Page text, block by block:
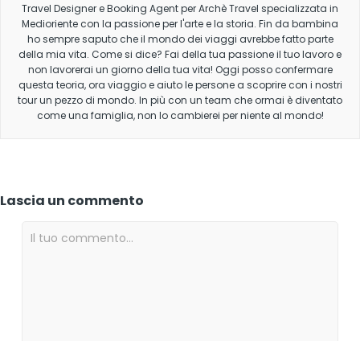
Travel Designer e Booking Agent per Archè Travel specializzata in
Medioriente con la passione per l'arte e la storia. Fin da bambina
ho sempre saputo che il mondo dei viaggi avrebbe fatto parte
della mia vita. Come si dice? Fai della tua passione il tuo lavoro e
non lavorerai un giorno della tua vita! Oggi posso confermare
questa teoria, ora viaggio e aiuto le persone a scoprire con i nostri
tour un pezzo di mondo. In più con un team che ormai è diventato
come una famiglia, non lo cambierei per niente al mondo!
Lascia un commento